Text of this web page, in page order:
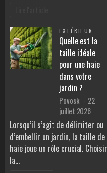
EXTÉRIEUR
Quelle est la
taille idéale
pour une haie
dans votre
jardin ?
Povoski
22
juillet 2026
Lorsqu’il s’agit de délimiter ou
d’embellir un jardin, la taille de
haie joue un rôle crucial. Choisir
la…